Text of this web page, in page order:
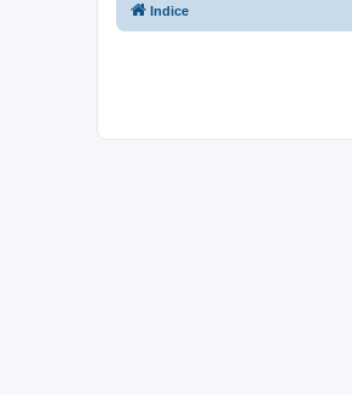
Indice